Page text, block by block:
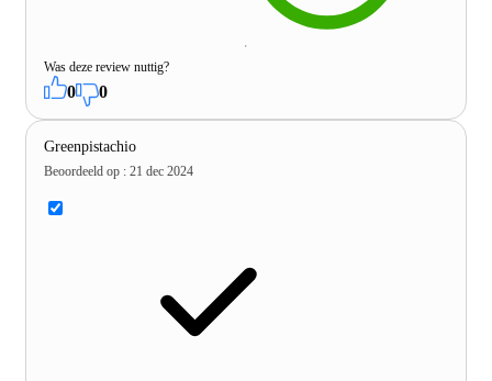
Was deze review nuttig?
0 0
Greenpistachio
Beoordeeld op : 21 dec 2024